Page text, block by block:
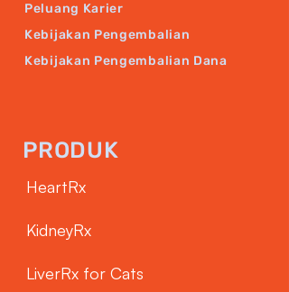
Peluang Karier
Kebijakan Pengembalian
Kebijakan Pengembalian Dana
PRODUK
HeartRx
KidneyRx
LiverRx for Cats